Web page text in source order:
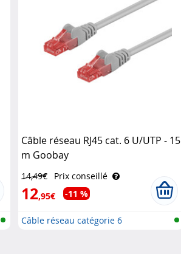
Câble réseau RJ45 cat. 6 U/UTP - 15
m Goobay
14,49€ Prix conseillé
12,95€ -11 %
Câble réseau catégorie 6